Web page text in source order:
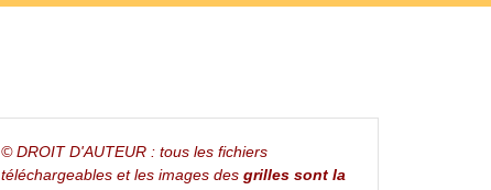
© DROIT D'AUTEUR : tous les fichiers
téléchargeables et les images des grilles sont la